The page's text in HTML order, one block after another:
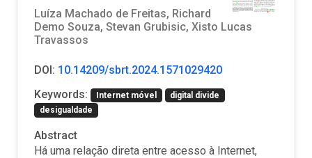
Luíza Machado de Freitas, Richard
Demo Souza, Stevan Grubisic, Xisto Lucas
Travassos
DOI: 10.14209/sbrt.2024.1571029420
Keywords:
Internet móvel
digital divide
desigualdade
Abstract
Há uma relação direta entre acesso à Internet,